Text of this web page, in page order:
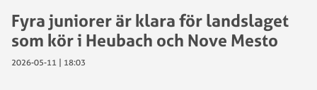
Fyra juniorer är klara för landslaget
som kör i Heubach och Nove Mesto
2026-05-11 | 18:03